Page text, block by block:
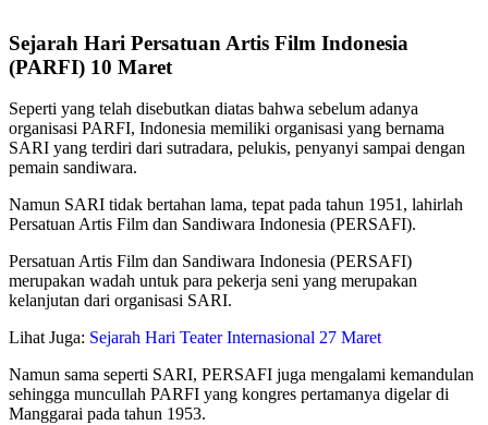
Sejarah Hari Persatuan Artis Film Indonesia
(PARFI) 10 Maret
Seperti yang telah disebutkan diatas bahwa sebelum adanya
organisasi PARFI, Indonesia memiliki organisasi yang bernama
SARI yang terdiri dari sutradara, pelukis, penyanyi sampai dengan
pemain sandiwara.
Namun SARI tidak bertahan lama, tepat pada tahun 1951, lahirlah
Persatuan Artis Film dan Sandiwara Indonesia (PERSAFI).
Persatuan Artis Film dan Sandiwara Indonesia (PERSAFI)
merupakan wadah untuk para pekerja seni yang merupakan
kelanjutan dari organisasi SARI.
Lihat Juga: Sejarah Hari Teater Internasional 27 Maret
Namun sama seperti SARI, PERSAFI juga mengalami kemandulan
sehingga muncullah PARFI yang kongres pertamanya digelar di
Manggarai pada tahun 1953.